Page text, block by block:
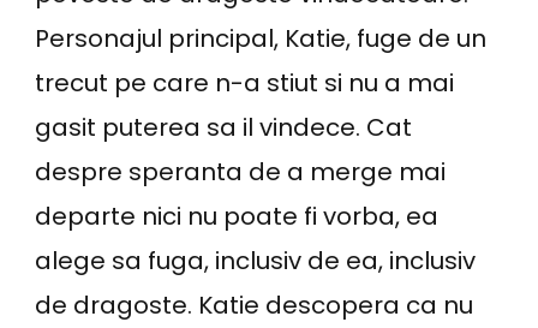
Personajul principal, Katie, fuge de un
trecut pe care n-a stiut si nu a mai
gasit puterea sa il vindece. Cat
despre speranta de a merge mai
departe nici nu poate fi vorba, ea
alege sa fuga, inclusiv de ea, inclusiv
de dragoste. Katie descopera ca nu